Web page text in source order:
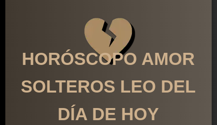
HORÓSCOPO AMOR
SOLTEROS LEO DEL
DÍA DE HOY